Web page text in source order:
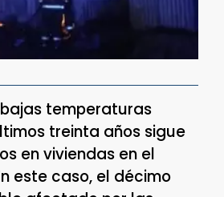
temperaturas
treinta años sigue
en viviendas en el
este caso, el décimo